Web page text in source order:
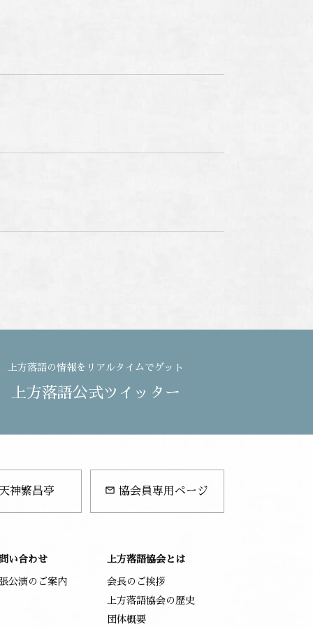
上方落語の情報をリアルタイムでゲット
上方落語公式ツイッター
神繁昌亭 mail_outline 協会員専用ページ
い合わせ
公演のご案内
上方落語協会とは
会長のご挨拶
上方落語協会の歴史
団体概要